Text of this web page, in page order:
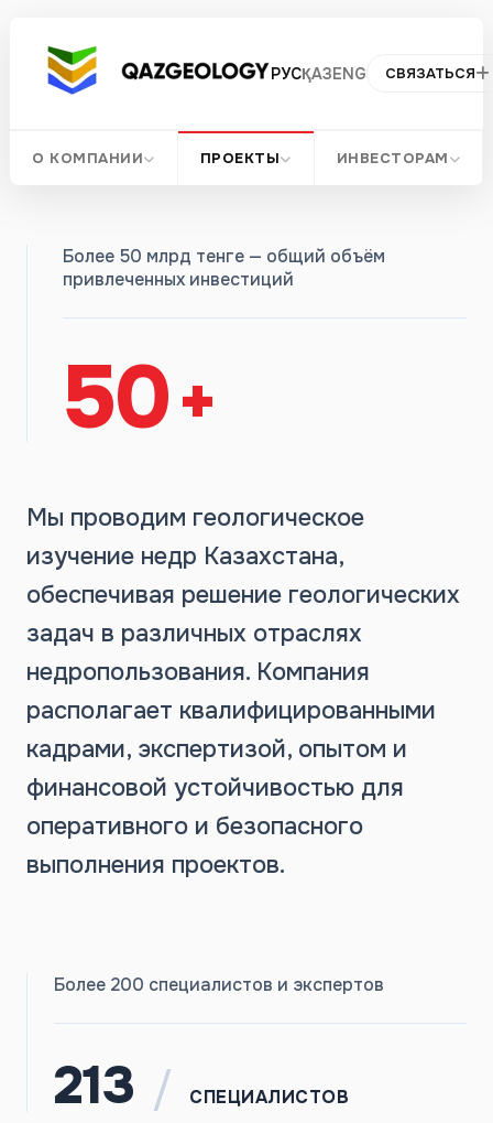
РУСҚАЗENG СВЯЗАТЬСЯ
О КОМПАНИИ ПРОЕКТЫ ИНВЕСТОРАМ
О КОМПАНИИ
Более 50 млрд тенге — общий объём
привлеченных инвестиций
50+
Мы проводим геологическое
изучение недр Казахстана,
обеспечивая решение геологических
задач в различных отраслях
недропользования. Компания
располагает квалифицированными
кадрами, экспертизой, опытом и
финансовой устойчивостью для
оперативного и безопасного
выполнения проектов.
Более 200 специалистов и экспертов
213 / СПЕЦИАЛИСТОВ